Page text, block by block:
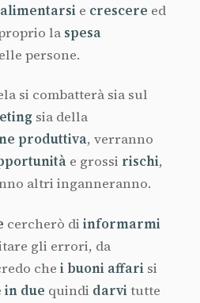
alimentarsie crescere ed
la spesa
persone.
si combatterà sia sul
sia della
produttiva, verranno
e grossi rischi,
altri inganneranno.
cercherò di informarmi
gli errori, da
che i buoni affarisi
in due quindi darvitutte